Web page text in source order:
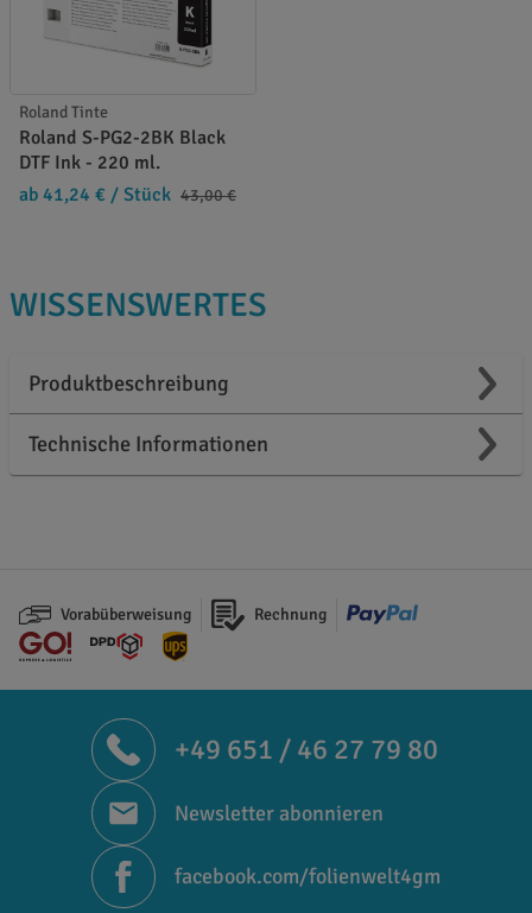
Roland Tinte
Roland S-PG2-2BK Black
DTF Ink - 220 ml.
ab 41,24 € / Stück 43,00 €
WISSENSWERTES
Produktbeschreibung
Technische Informationen
Vorabüberweisung Rechnung
+49 651 / 46 27 79 80
Newsletter abonnieren
facebook.com/folienwelt4gm